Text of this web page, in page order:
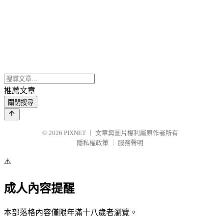
推薦文章
關閉搜尋
© 2026 PIXNET
文章與圖片權利屬原作者所有
隱私權政策
服務聲明
⚠️
成人內容提醒
本部落格內容僅限年滿十八歲者瀏覽。